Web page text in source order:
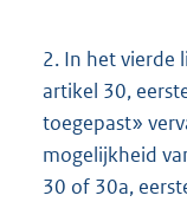
2. In het vierde
artikel 30,
toegepast»
mogelijkheid
30 of 30a,